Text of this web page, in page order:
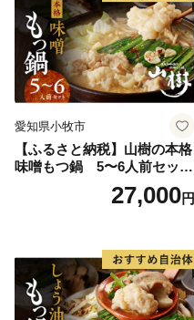
愛知県小牧市
【ふるさと納税】山樹の本格
味噌もつ鍋 5〜6人前セット
山樹 国産 牛もつ ホルモン モ
ツ オンライン飲み会 ホーム
間
27,000円